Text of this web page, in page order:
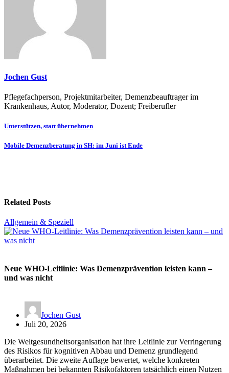
Jochen Gust
Pflegefachperson, Projektmitarbeiter, Demenzbeauftrager im
Krankenhaus, Autor, Moderator, Dozent; Freiberufler
Beitragsnavigation
Unterstützen, statt übernehmen
Mobile Demenzberatung in SH: im Juni ist Ende
Related Posts
Allgemein & Speziell
Neue WHO-Leitlinie: Was Demenzprävention leisten kann –
und was nicht
Jochen Gust
Juli 20, 2026
Die Weltgesundheitsorganisation hat ihre Leitlinie zur Verringerung
des Risikos für kognitiven Abbau und Demenz grundlegend
überarbeitet. Die zweite Auflage bewertet, welche konkreten
Maßnahmen bei bekannten Risikofaktoren tatsächlich einen Nutzen